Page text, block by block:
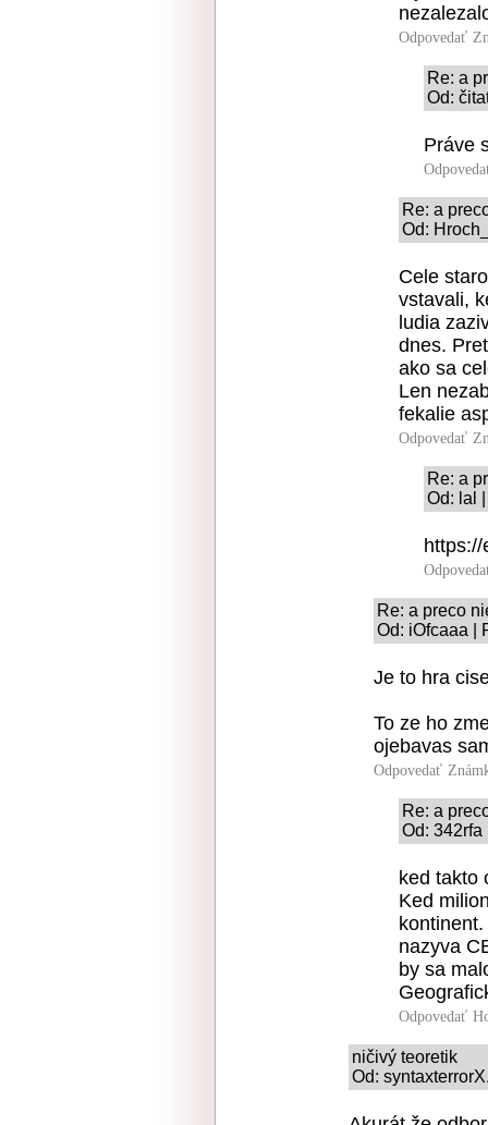
Odpovedať
Re: a
Od:
Práve
Re: a
Od:
Cele
vstavali,
ludia
dnes.
ako sa
Len
fekalie
Odpovedať
Re: a
Od: lal
Re: a preco
Od: iOfcaaa |
Je to hra
To ze ho
ojebavas
Odpovedať
Re: a
Od: 342rfa
ked takto
Ked
nazyva
by sa
Odpovedať
ničivý teoretik
Od: